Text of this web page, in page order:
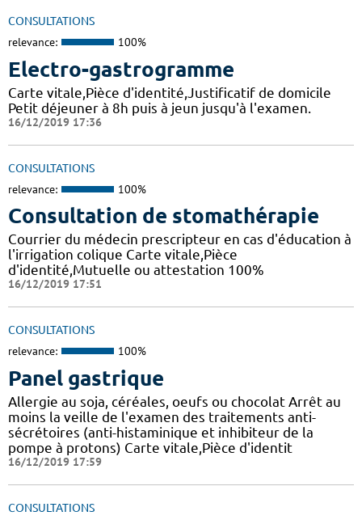
CONSULTATIONS
relevance: 100%
Electro-gastrogramme
Carte vitale,Pièce d'identité,Justificatif de domicile
Petit déjeuner à 8h puis à jeun jusqu'à l'examen.
16/12/2019 17:36
CONSULTATIONS
relevance: 100%
Consultation de stomathérapie
Courrier du médecin prescripteur en cas d'éducation à
l'irrigation colique Carte vitale,Pièce
d'identité,Mutuelle ou attestation 100%
16/12/2019 17:51
CONSULTATIONS
relevance: 100%
Panel gastrique
Allergie au soja, céréales, oeufs ou chocolat Arrêt au
moins la veille de l'examen des traitements anti-
sécrétoires (anti-histaminique et inhibiteur de la
pompe à protons) Carte vitale,Pièce d'identit
16/12/2019 17:59
CONSULTATIONS